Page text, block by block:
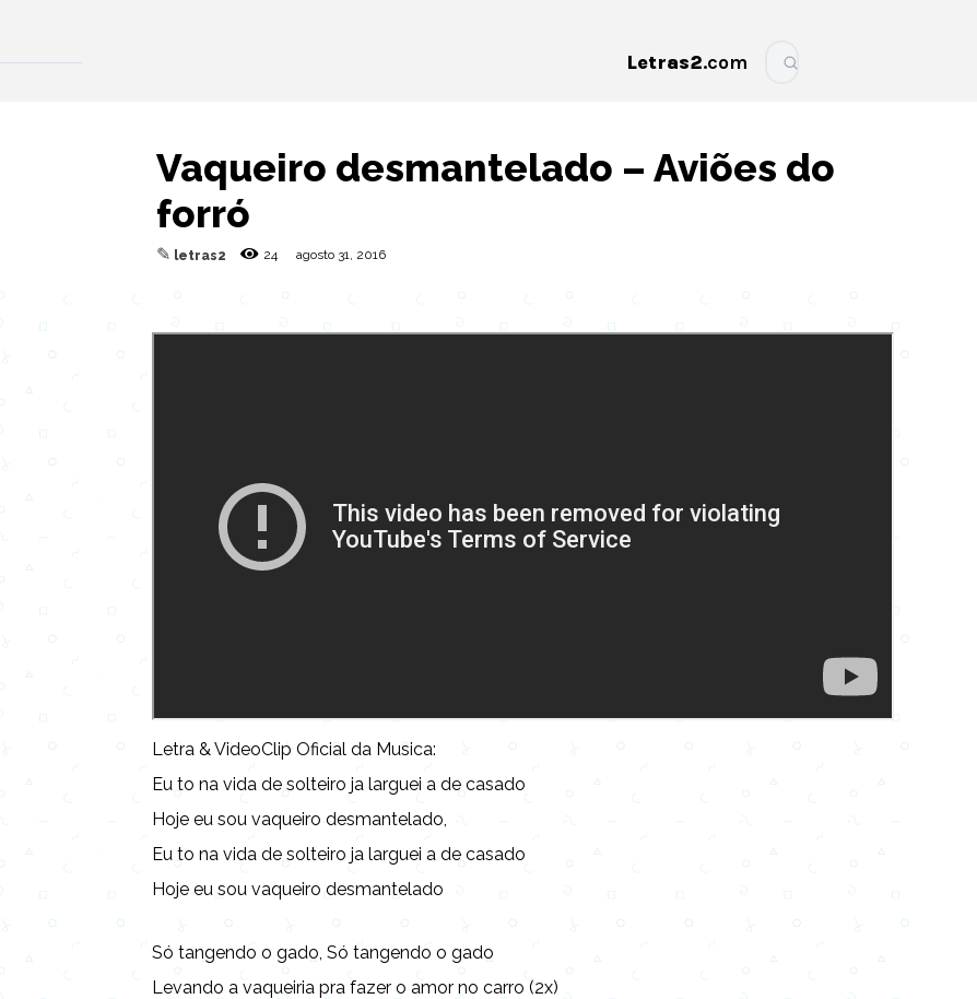
Letras2.com
Vaqueiro desmantelado – Aviões do
forró
✎ letras2 24 agosto 31, 2016
Letra & VideoClip Oficial da Musica:
Eu to na vida de solteiro ja larguei a de casado
Hoje eu sou vaqueiro desmantelado,
Eu to na vida de solteiro ja larguei a de casado
Hoje eu sou vaqueiro desmantelado
Só tangendo o gado, Só tangendo o gado
Levando a vaqueiria pra fazer o amor no carro (2x)